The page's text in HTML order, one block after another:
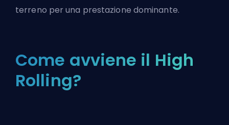
terreno per una prestazione dominante.
Come avviene il High
Rolling?